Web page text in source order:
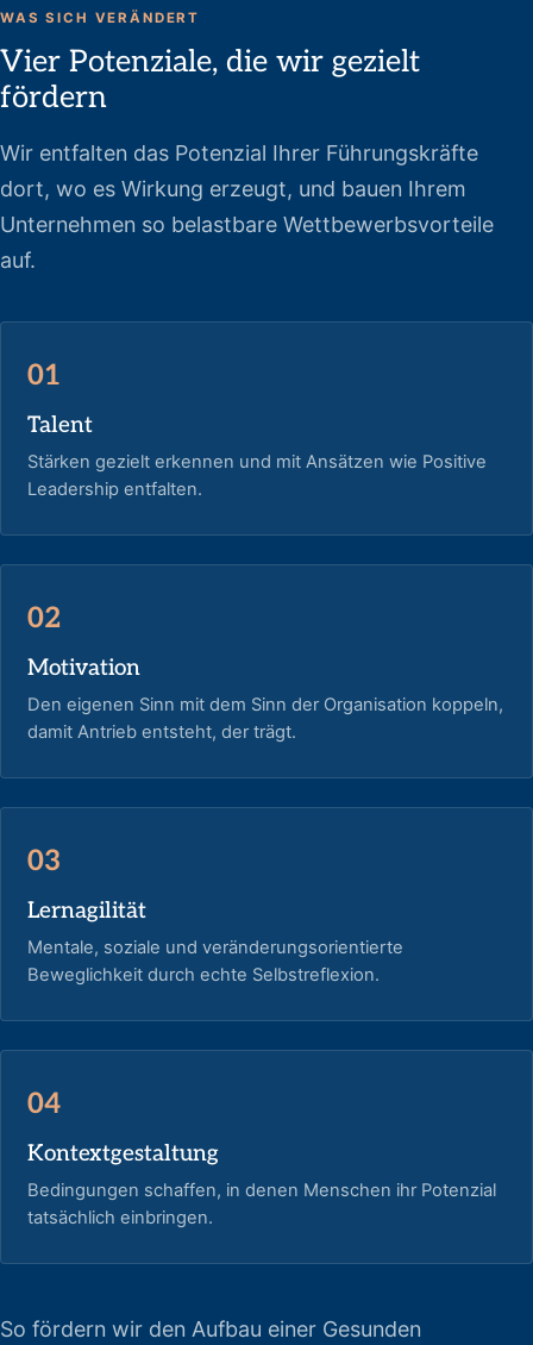
WAS SICH VERÄNDERT
Vier Potenziale, die wir gezielt
fördern
Wir entfalten das Potenzial Ihrer Führungskräfte
dort, wo es Wirkung erzeugt, und bauen Ihrem
Unternehmen so belastbare Wettbewerbsvorteile
auf.
01
Talent
Stärken gezielt erkennen und mit Ansätzen wie Positive
Leadership entfalten.
02
Motivation
Den eigenen Sinn mit dem Sinn der Organisation koppeln,
damit Antrieb entsteht, der trägt.
03
Lernagilität
Mentale, soziale und veränderungsorientierte
Beweglichkeit durch echte Selbstreflexion.
04
Kontextgestaltung
Bedingungen schaffen, in denen Menschen ihr Potenzial
tatsächlich einbringen.
So fördern wir den Aufbau einer Gesunden